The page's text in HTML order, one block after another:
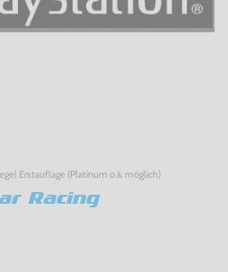
Erstauflage (Platinum o.ä. möglich)
Racing